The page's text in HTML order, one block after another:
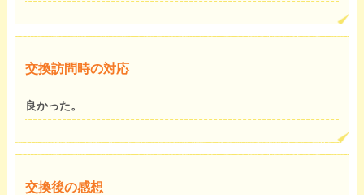
交換訪問時の対応
良かった。
交換後の感想